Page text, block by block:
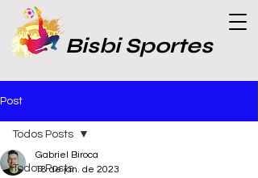
Bisbi Sportes
Post
Todos Posts
Todos Posts
Gabriel Biroca
18 de jan. de 2023